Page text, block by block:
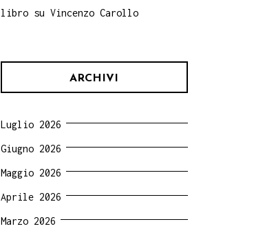
libro su Vincenzo Carollo
ARCHIVI
Luglio 2026
Giugno 2026
Maggio 2026
Aprile 2026
Marzo 2026